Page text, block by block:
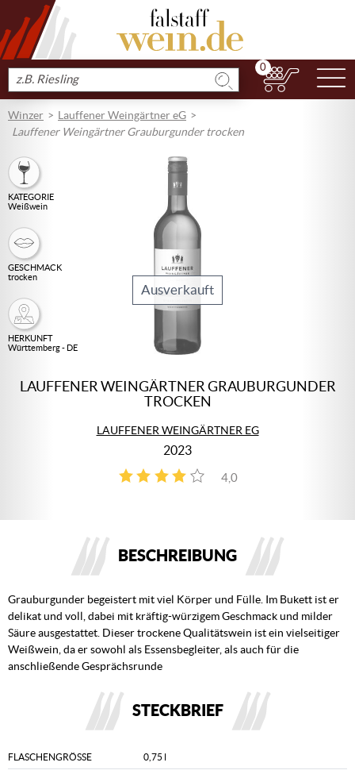
Produkt
suchen
0
Winzer
Lauffener Weingärtner eG
Lauffener Weingärtner Grauburgunder trocken
KATEGORIE
Weißwein
GESCHMACK
trocken
HERKUNFT
Württemberg - DE
Ausverkauft
LAUFFENER WEINGÄRTNER GRAUBURGUNDER
TROCKEN
LAUFFENER WEINGÄRTNER EG
2023
4,0
2
BESCHREIBUNG
Grauburgunder begeistert mit viel Körper und Fülle. Im Bukett ist er
delikat und voll, dabei mit kräftig-würzigem Geschmack und milder
Säure ausgestattet. Dieser trockene Qualitätswein ist ein vielseitiger
Weißwein, da er sowohl als Essensbegleiter, als auch für die
anschließende Gesprächsrunde
STECKBRIEF
FLASCHENGRÖSSE 0,75 l